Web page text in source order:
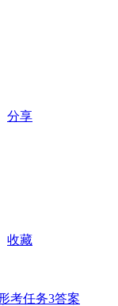
分享
收藏
考任务3答案